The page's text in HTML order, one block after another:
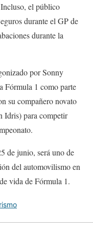
el público
durante el GP de
durante la
por Sonny
Fórmula 1 como parte
su compañero novato
Idris) para competir
de junio, será uno de
del automovilismo en
vida de Fórmula 1.